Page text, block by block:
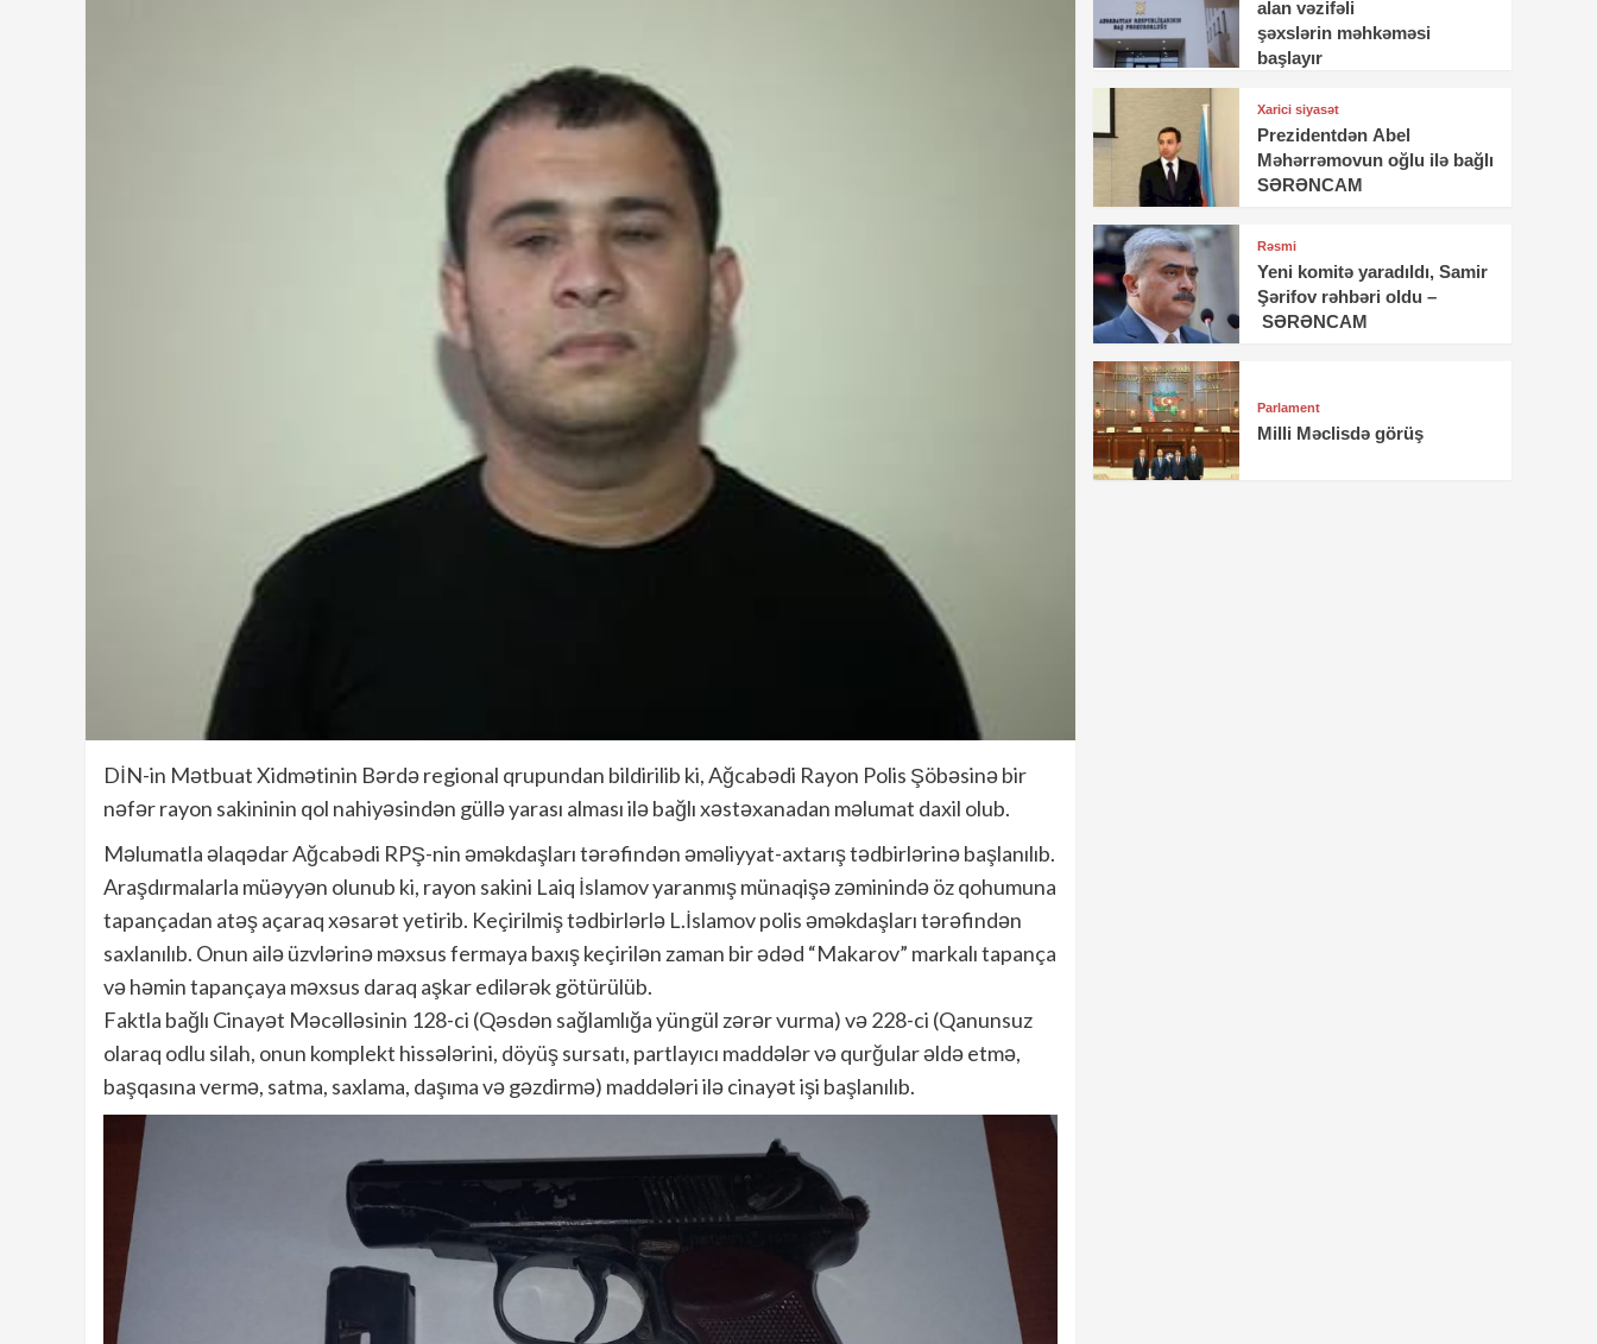
DİN-in Mətbuat Xidmətinin Bərdə regional qrupundan bildirilib ki, Ağcabədi Rayon Polis Şöbəsinə bir
nəfər rayon sakininin qol nahiyəsindən güllə yarası alması ilə bağlı xəstəxanadan məlumat daxil olub.
Məlumatla əlaqədar Ağcabədi RPŞ-nin əməkdaşları tərəfindən əməliyyat-axtarış tədbirlərinə başlanılıb.
Araşdırmalarla müəyyən olunub ki, rayon sakini Laiq İslamov yaranmış münaqişə zəminində öz qohumuna
tapançadan atəş açaraq xəsarət yetirib. Keçirilmiş tədbirlərlə L.İslamov polis əməkdaşları tərəfindən
saxlanılıb. Onun ailə üzvlərinə məxsus fermaya baxış keçirilən zaman bir ədəd “Makarov” markalı tapança
və həmin tapançaya məxsus daraq aşkar edilərək götürülüb.
Faktla bağlı Cinayət Məcəlləsinin 128-ci (Qəsdən sağlamlığa yüngül zərər vurma) və 228-ci (Qanunsuz
olaraq odlu silah, onun komplekt hissələrini, döyüş sursatı, partlayıcı maddələr və qurğular əldə etmə,
başqasına vermə, satma, saxlama, daşıma və gəzdirmə) maddələri ilə cinayət işi başlanılıb.
alan vəzifəli
şəxslərin məhkəməsi
başlayır
Xarici siyasət
Prezidentdən Abel
Məhərrəmovun oğlu ilə bağlı
SƏRƏNCAM
Rəsmi
Yeni komitə yaradıldı, Samir
Şərifov rəhbəri oldu –
SƏRƏNCAM
Parlament
Milli Məclisdə görüş